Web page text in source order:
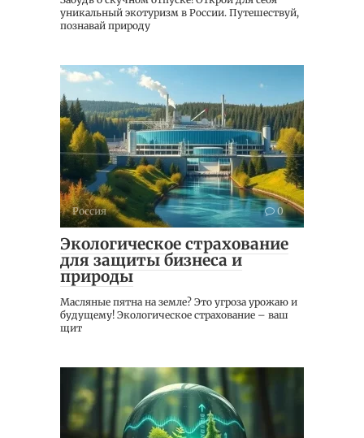
уникальный экотуризм в России. Путешествуй,
познавай природу
Россия 0
Экологическое страхование
для защиты бизнеса и
природы
Масляные пятна на земле? Это угроза урожаю и
будущему! Экологическое страхование – ваш
щит